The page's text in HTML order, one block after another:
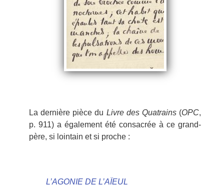
La dernière pièce du Livre des Quatrains(OPC,
p. 911) a également été consacrée à ce grand-
père, si lointain et si proche :
L’AGONIE DE L’AÏEUL